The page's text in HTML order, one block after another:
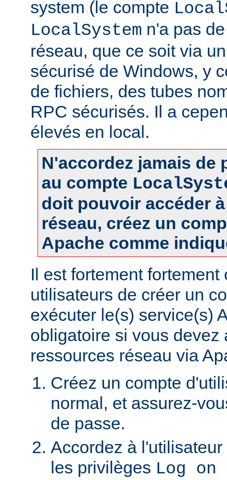
system (le compte
LocalSystem n'a pas
réseau, que ce soit via
sécurisé de Windows, y
de fichiers, des tubes
RPC sécurisés. Il a
élevés en local.
N'accordez jamais de
au compte
doit pouvoir accéder
réseau, créez un
Apache comme
Il est fortement
utilisateurs de créer un
exécuter le(s) service(s)
obligatoire si vous devez
ressources réseau via
Créez un compte
normal, et assurez-
de passe.
Accordez à
les privilèges Log